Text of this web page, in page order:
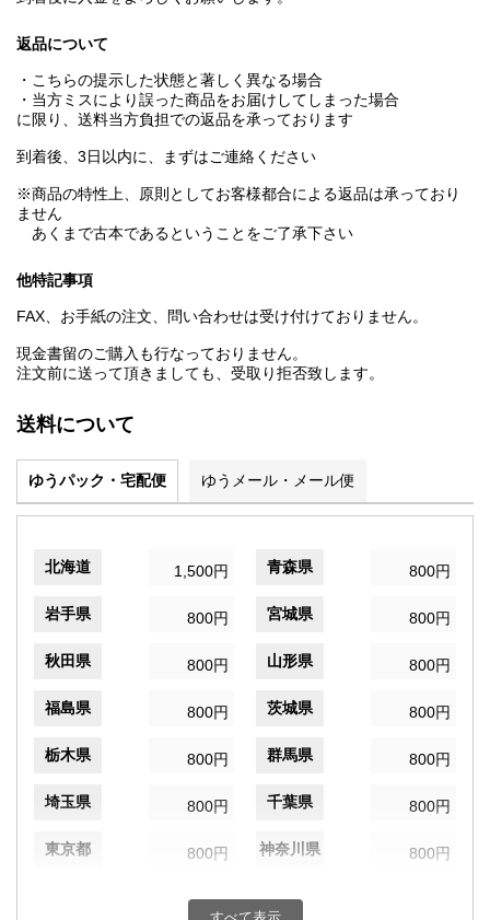
返品について
・こちらの提示した状態と著しく異なる場合
・当方ミスにより誤った商品をお届けしてしまった場合
に限り、送料当方負担での返品を承っております
到着後、3日以内に、まずはご連絡ください
※商品の特性上、原則としてお客様都合による返品は承っており
ません
あくまで古本であるということをご了承下さい
他特記事項
FAX、お手紙の注文、問い合わせは受け付けておりません。
現金書留のご購入も行なっておりません。
注文前に送って頂きましても、受取り拒否致します。
送料について
ゆうパック・宅配便 ゆうメール・メール便
北海道 1,500円 青森県 800円
岩手県 800円 宮城県 800円
秋田県 800円 山形県 800円
福島県 800円 茨城県 800円
栃木県 800円 群馬県 800円
埼玉県 800円 千葉県 800円
東京都 800円 神奈川県 800円
800円 富山県